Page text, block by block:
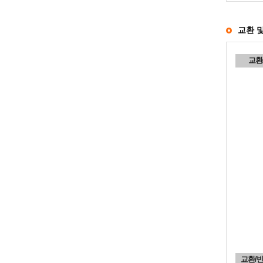
교환
교
교환/